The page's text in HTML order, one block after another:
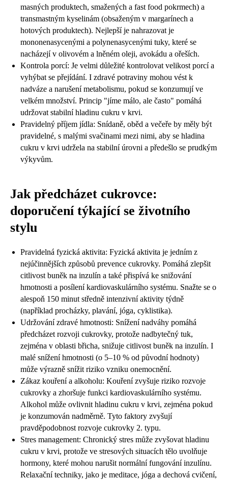
masných produktech, smažených a fast food pokrmech) a
transmastným kyselinám (obsaženým v margarínech a
hotových produktech). Nejlepší je nahrazovat je
mononenasycenými a polynenasycenými tuky, které se
nacházejí v olivovém a lněném oleji, avokádu a ořeších.
Kontrola porcí: Je velmi důležité kontrolovat velikost porcí a
vyhýbat se přejídání. I zdravé potraviny mohou vést k
nadváze a narušení metabolismu, pokud se konzumují ve
velkém množství. Princip "jíme málo, ale často" pomáhá
udržovat stabilní hladinu cukru v krvi.
Pravidelný příjem jídla: Snídaně, oběd a večeře by měly být
pravidelné, s malými svačinami mezi nimi, aby se hladina
cukru v krvi udržela na stabilní úrovni a předešlo se prudkým
výkyvům.
Jak předcházet cukrovce:
doporučení týkající se životního
stylu
Pravidelná fyzická aktivita: Fyzická aktivita je jedním z
nejúčinnějších způsobů prevence cukrovky. Pomáhá zlepšit
citlivost buněk na inzulín a také přispívá ke snižování
hmotnosti a posílení kardiovaskulárního systému. Snažte se o
alespoň 150 minut středně intenzivní aktivity týdně
(například procházky, plavání, jóga, cyklistika).
Udržování zdravé hmotnosti: Snížení nadváhy pomáhá
předcházet rozvoji cukrovky, protože nadbytečný tuk,
zejména v oblasti břicha, snižuje citlivost buněk na inzulín. I
malé snížení hmotnosti (o 5–10 % od původní hodnoty)
může výrazně snížit riziko vzniku onemocnění.
Zákaz kouření a alkoholu: Kouření zvyšuje riziko rozvoje
cukrovky a zhoršuje funkci kardiovaskulárního systému.
Alkohol může ovlivnit hladinu cukru v krvi, zejména pokud
je konzumován nadměrně. Tyto faktory zvyšují
pravděpodobnost rozvoje cukrovky 2. typu.
Stres management: Chronický stres může zvyšovat hladinu
cukru v krvi, protože ve stresových situacích tělo uvolňuje
hormony, které mohou narušit normální fungování inzulínu.
Relaxační techniky, jako je meditace, jóga a dechová cvičení,